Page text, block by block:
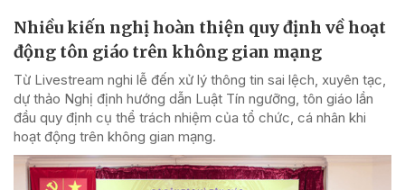
Nhiều kiến nghị hoàn thiện quy định về hoạt
động tôn giáo trên không gian mạng
Từ Livestream nghi lễ đến xử lý thông tin sai lệch, xuyên tạc,
dự thảo Nghị định hướng dẫn Luật Tín ngưỡng, tôn giáo lần
đầu quy định cụ thể trách nhiệm của tổ chức, cá nhân khi
hoạt động trên không gian mạng.